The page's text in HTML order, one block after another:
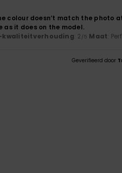
colour doesn’t match the photo
as it does on the model.
kwaliteitverhouding: 2 /5 Maat:
Geverifieerd door